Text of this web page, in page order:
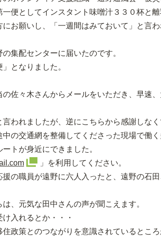
便としてインスタント味噌汁３３０杯と
お願いし、「一週間はみておいて」と言
集配センターに届いたのです。
となりました。
佐々木さんからメールをいただき、早速
言われましたが、逆にこちらから感謝しなく
の交通網を整備してくださった現場で働く
トが身近にできました。
」を利用してください。
の職員が遠野に六人入ったと、遠野の石
、元気な田中さんの声が聞こえます。
入れるとか・・・
政策とのつながりを意識されているところ